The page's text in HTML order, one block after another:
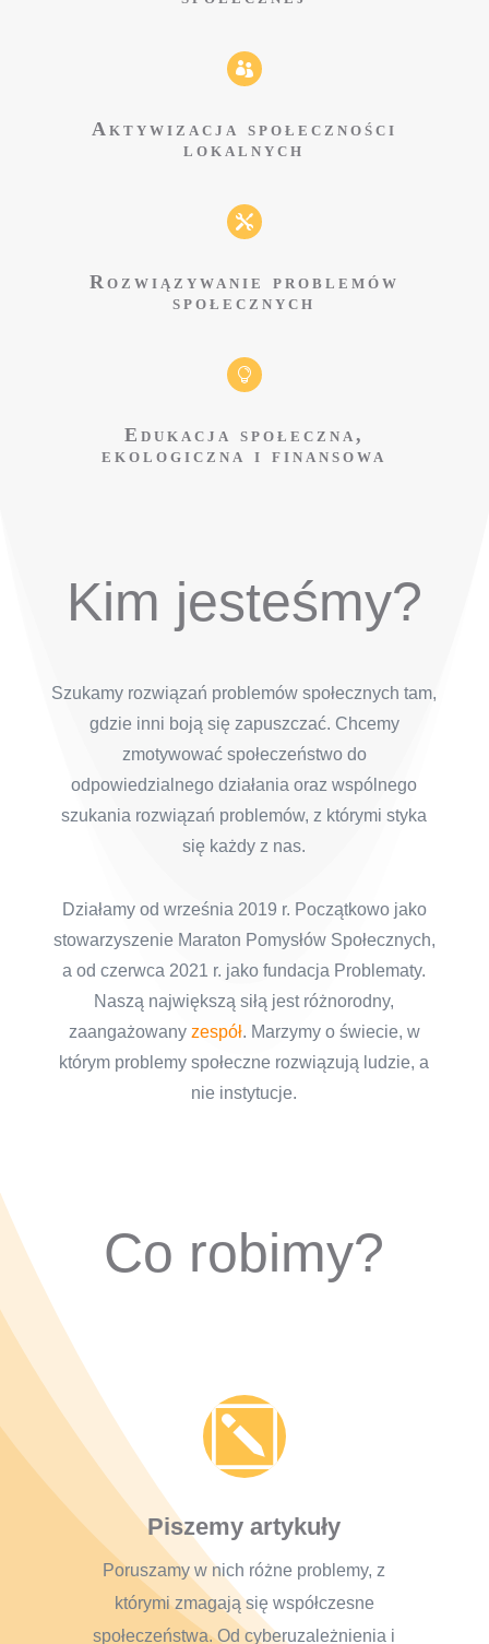

Aktywizacja społeczności
lokalnych

Rozwiązywanie problemów
społecznych

Edukacja społeczna,
ekologiczna i finansowa
Kim jesteśmy?
Szukamy rozwiązań problemów społecznych tam,
gdzie inni boją się zapuszczać. Chcemy
zmotywować społeczeństwo do
odpowiedzialnego działania oraz wspólnego
szukania rozwiązań problemów, z którymi styka
się każdy z nas.
Działamy od września 2019 r. Początkowo jako
stowarzyszenie Maraton Pomysłów Społecznych,
a od czerwca 2021 r. jako fundacja Problematy.
Naszą największą siłą jest różnorodny,
zaangażowany zespół. Marzymy o świecie, w
którym problemy społeczne rozwiązują ludzie, a
nie instytucje.
Co robimy?
k
Piszemy artykuły
Poruszamy w nich różne problemy, z
którymi zmagają się współczesne
społeczeństwa. Od cyberuzależnienia i